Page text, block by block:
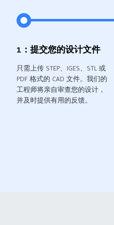
1：提交您的设计文件
只需上传 STEP、IGES、STL 或
PDF 格式的 CAD 文件。我们的
工程师将亲自审查您的设计，
并及时提供有用的反馈。